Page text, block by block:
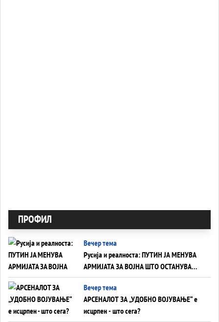
ПРОФИЛ
Вечер тема
Русија и реалноста: ПУТИН ЈА МЕНУВА
АРМИЈАТА ЗА ВОЈНА ШТО ОСТАНУВА
БЕЗ ФРОНТ
Вечер тема
АРСЕНАЛОТ ЗА „УДОБНО ВОЈУВАЊЕ“ е
исцрпен - што сега?